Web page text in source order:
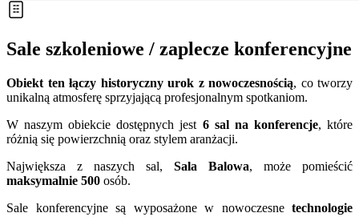
Sale szkoleniowe / zaplecze konferencyjne
Obiekt ten łączy historyczny urok z nowoczesnością, co tworzy
unikalną atmosferę sprzyjającą profesjonalnym spotkaniom.
W naszym obiekcie dostępnych jest 6 sal na konferencje, które
różnią się powierzchnią oraz stylem aranżacji.
Największa z naszych sal, Sala Balowa, może pomieścić
maksymalnie 500 osób.
Sale konferencyjne są wyposażone w nowoczesne technologie